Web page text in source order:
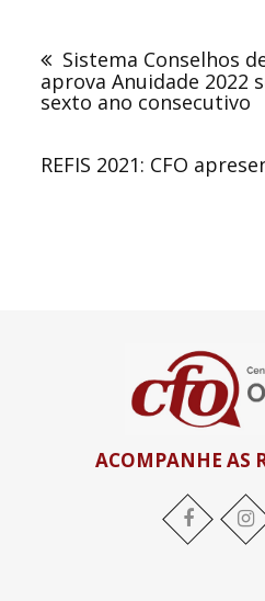
PostSistema Conselhos
aprova Anuidade 2022
sexto ano consecutivo
REFIS 2021: CFO
ACOMPANHE AS
Facebook Instagram